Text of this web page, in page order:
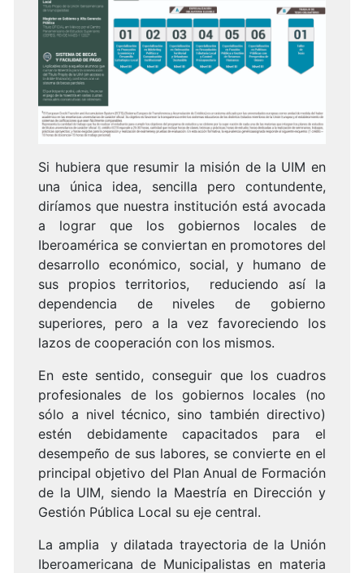
Si hubiera que resumir la misión de la UIM en
una única idea, sencilla pero contundente,
diríamos que nuestra institución está avocada
a lograr que los gobiernos locales de
Iberoamérica se conviertan en promotores del
desarrollo económico, social, y humano de
sus propios territorios, reduciendo así la
dependencia de niveles de gobierno
superiores, pero a la vez favoreciendo los
lazos de cooperación con los mismos.
En este sentido, conseguir que los cuadros
profesionales de los gobiernos locales (no
sólo a nivel técnico, sino también directivo)
estén debidamente capacitados para el
desempeño de sus labores, se convierte en el
principal objetivo del Plan Anual de Formación
de la UIM, siendo la Maestría en Dirección y
Gestión Pública Local su eje central.
La amplia y dilatada trayectoria de la Unión
Iberoamericana de Municipalistas en materia